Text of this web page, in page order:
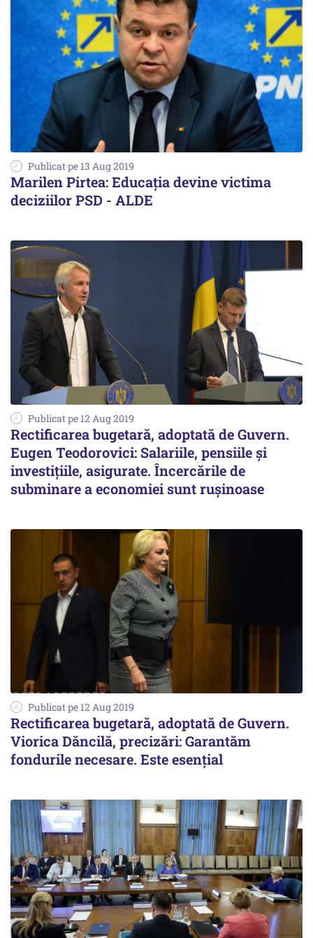
Publicat pe 13 Aug 2019
Marilen Pirtea: Educația devine victima
deciziilor PSD - ALDE
Publicat pe 12 Aug 2019
Rectificarea bugetară, adoptată de Guvern.
Eugen Teodorovici: Salariile, pensiile şi
investiţiile, asigurate. Încercările de
subminare a economiei sunt ruşinoase
Publicat pe 12 Aug 2019
Rectificarea bugetară, adoptată de Guvern.
Viorica Dăncilă, precizări: Garantăm
fondurile necesare. Este esenţial